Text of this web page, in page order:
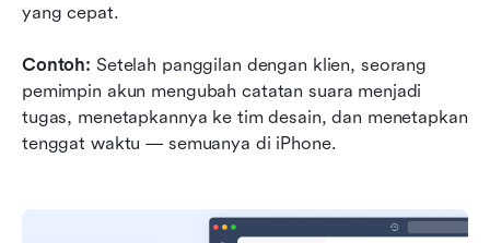
yang cepat.
Contoh: Setelah panggilan dengan klien, seorang
pemimpin akun mengubah catatan suara menjadi
tugas, menetapkannya ke tim desain, dan menetapkan
tenggat waktu — semuanya di iPhone.